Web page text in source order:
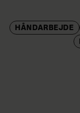
HÅNDARBEJDE